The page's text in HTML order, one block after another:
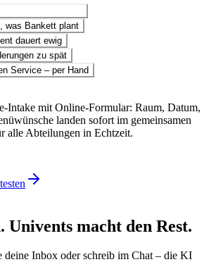
was Bankett plant
dauert ewig
zu spät
Service – per Hand
Intake mit Online-Formular: Raum, Datum,
landen sofort im gemeinsamen
alle Abteilungen in Echtzeit.
Univents macht den Rest.
deine Inbox oder schreib im Chat – die KI